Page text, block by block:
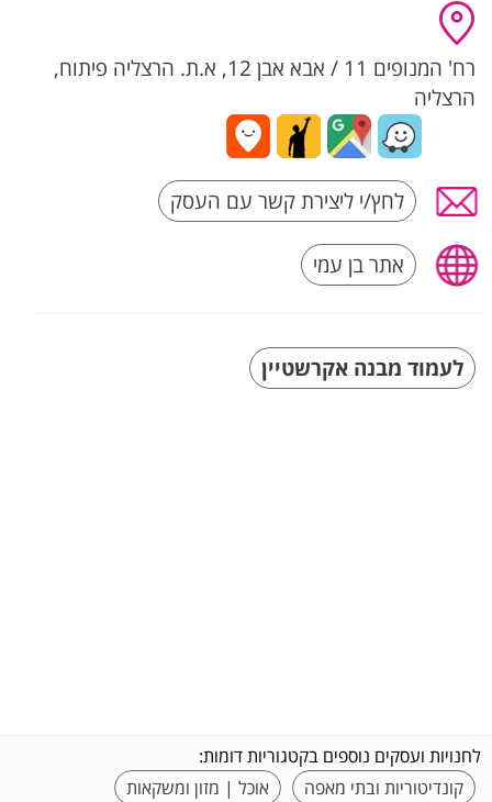
רח' המנופים 11 / אבא אבן 12, א.ת. הרצליה פיתוח,
הרצליה
לחץ/י ליצירת קשר עם העסק
אתר בן עמי
לעמוד מבנה אקרשטיין
לחנויות ועסקים נוספים בקטגוריות דומות:
קונדיטוריות ובתי מאפה
אוכל | מזון ומשקאות